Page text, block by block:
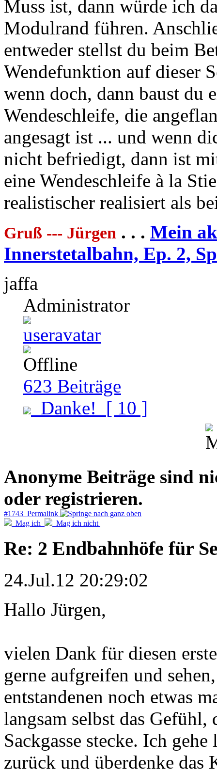
Muss ist, dann würde ich
Modulrand führen.
entweder stellst du beim
Wendefunktion auf dieser
wenn doch, dann baust du
Wendeschleife, die
angesagt ist ... und wenn
nicht befriedigt, dann ist
eine Wendeschleife à la
realistischer realisiert als
Gruß --- Jürgen . . . Mein
Innerstetalbahn, Ep. 2,
jaffa
Administrator
623 Beiträge
Danke! [ 10 ]
Anonyme Beiträge sind
oder registrieren.
#1743 Permalink
Mag ich
Mag ich nicht
Re: 2 Endbahnhöfe für
24.Jul.12 20:29:02
Hallo Jürgen,
vielen Dank für diesen
gerne aufgreifen und
entstandenen noch etwas
langsam selbst das
Sackgasse stecke. Ich
zurück und überdenke das